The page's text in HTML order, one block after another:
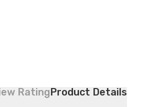
Product Details
Rating